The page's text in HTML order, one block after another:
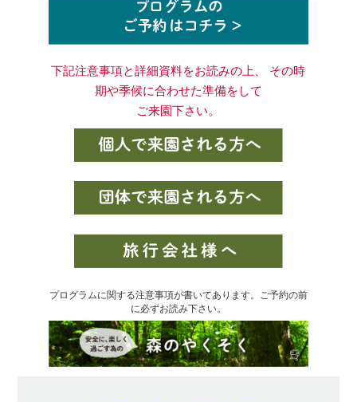
下記注意事項と詳細資料をお読みの上、 その時
期や季候に合わせた準備をして
ご来園下さい。
プログラムに関する注意事項が書いてあります。ご予約の前
に必ずお読み下さい。